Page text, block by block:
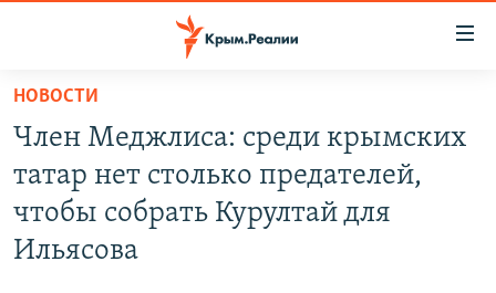
Вернуться
основному
содержанию
Вернутся
главной
СПЕЦПРОЕКТЫ
ГРУЗ 200
ВОДА
ИСТОРИЯ
НОВОСТИ
Член Меджлиса: среди крымских
татар нет столько предателей,
чтобы собрать Курултай для
Ильясова